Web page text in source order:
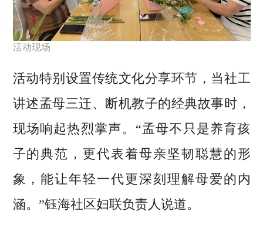
活动现场
活动特别设置传统文化分享环节，当社工
讲述孟母三迁、断机教子的经典故事时，
现场响起热烈掌声。“孟母不只是养育孩
子的典范，更代表着母亲坚韧聪慧的形
象，能让年轻一代更深刻理解母爱的内
涵。”钰海社区妇联负责人说道。